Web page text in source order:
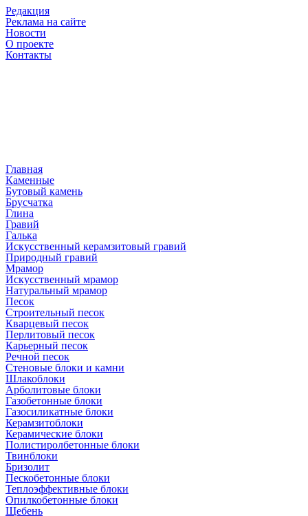
Редакция
Реклама на сайте
Новости
О проекте
Контакты
Главная
Каменные
Бутовый камень
Брусчатка
Глина
Гравий
Галька
Искусственный керамзитовый гравий
Природный гравий
Мрамор
Искусственный мрамор
Натуральный мрамор
Песок
Cтроительный песок
Кварцевый песок
Перлитовый песок
Карьерный песок
Речной песок
Стеновые блоки и камни
Шлакоблоки
Арболитовые блоки
Газобетонные блоки
Газосиликатные блоки
Керамзитоблоки
Керамические блоки
Полистиролбетонные блоки
Твинблоки
Бризолит
Пескобетонные блоки
Теплоэффективные блоки
Опилкобетонные блоки
Щебень